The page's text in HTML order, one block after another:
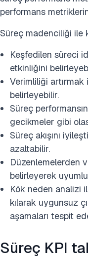
performans
Süreç madenciliği ile
Keşfedilen süreci
etkinliğini
Verimliliği artırmak
belirleyebilir.
Süreç
gecikmeler gibi
Süreç akışını
azaltabilir.
Düzenlemelerden
belirleyerek
Kök neden analizi
kılarak uygunsuz
aşamaları tespit
Süreç KPI